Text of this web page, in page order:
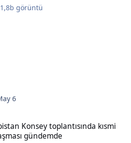
1,8b görüntü
6
Konsey toplantısında kısmi
gündemde